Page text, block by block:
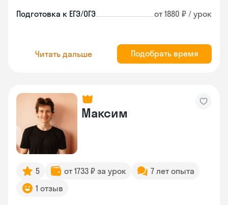
Подготовка к ЕГЭ/ОГЭ от 1880 ₽ / урок
Читать дальше Подобрать время
Максим
5 от 1733 ₽ за урок
7 лет опыта
1 отзыв